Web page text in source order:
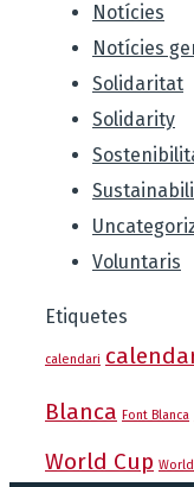
Notícies
Notícies
Solidaritat
Solidarity
Voluntaris
Etiquetes
calendari
Blanca Font Blanca
World Cup